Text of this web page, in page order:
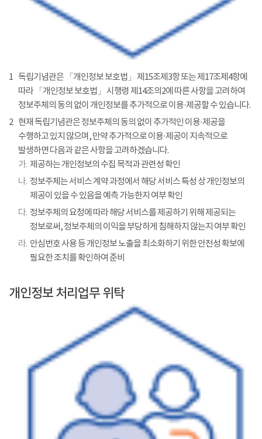
1 독립기념관은 「개인정보 보호법」 제15조제3항 또는 제17조제4항에
따라 「개인정보 보호법」 시행령 제14조의2에 따른 사항을 고려하여
정보주체의 동의 없이 개인정보를 추가적으로 이용·제공할 수 있습니다.
2 현재 독립기념관은 정보주체의 동의 없이 추가적인 이용·제공을
수행하고 있지 않으며, 만약 추가적으로 이용·제공이 지속적으로
발생하면 다음과 같은 사항을 고려하겠습니다.
가. 제공하는 개인정보의 수집 목적과 관련성 확인
나. 정보주체는 서비스 계약 과정에서 해당 서비스 특성 상 개인정보의
제공이 있을 수 있음을 예측 가능한지 여부 확인
다. 정보주체의 요청에 따라 해당 서비스를 제공하기 위해 제공되는
정보로써, 정보주체의 이익을 부당하게 침해하지 않는지 여부 확인
라. 안심번호 사용 등 개인정보 노출을 최소화하기 위한 안전성 확보에
필요한 조치를 확인하여 준비
개인정보 처리업무 위탁